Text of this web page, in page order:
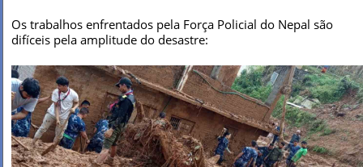
Os trabalhos enfrentados pela Força Policial do Nepal são
difíceis pela amplitude do desastre: